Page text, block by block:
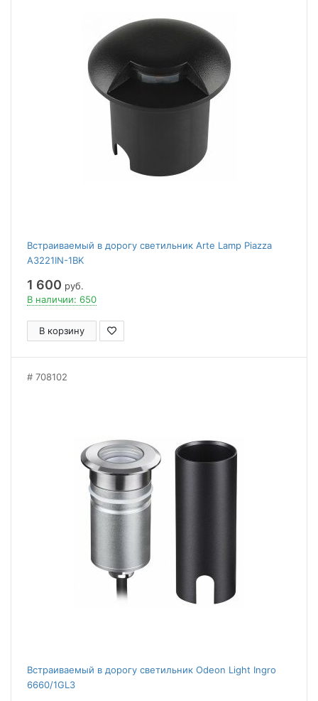
Встраиваемый в дорогу светильник Arte Lamp Piazza
A3221IN-1BK
1 600 руб.
В наличии: 650
В корзину
708102
Встраиваемый в дорогу светильник Odeon Light Ingro
6660/1GL3